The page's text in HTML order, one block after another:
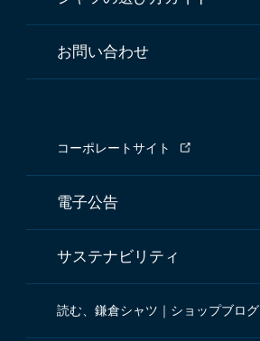
お問い合わせ
コーポレートサイト
電子公告
サステナビリティ
読む、鎌倉シャツ｜ショップブログ